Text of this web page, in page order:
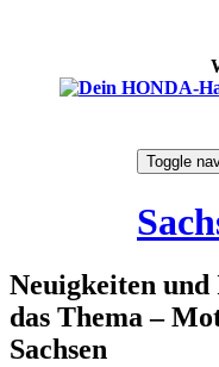
Toggle
Neuigkeiten
das Thema –
Sachsen